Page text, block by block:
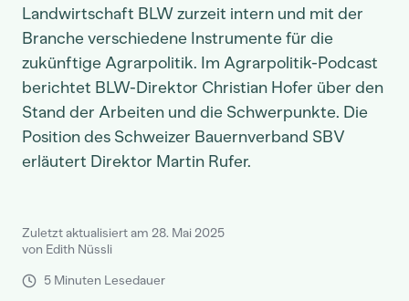
Landwirtschaft BLW zurzeit intern und mit der
Branche verschiedene Instrumente für die
zukünftige Agrarpolitik. Im Agrarpolitik-Podcast
berichtet BLW-Direktor Christian Hofer über den
Stand der Arbeiten und die Schwerpunkte. Die
Position des Schweizer Bauernverband SBV
erläutert Direktor Martin Rufer.
Zuletzt aktualisiert am 28. Mai 2025
von Edith Nüssli
5 Minuten Lesedauer